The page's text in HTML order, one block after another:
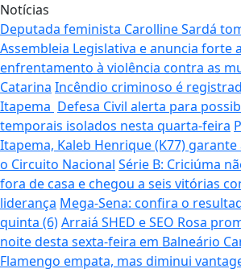
Notícias
Deputada feminista Carolline Sardá
Assembleia Legislativa e anuncia forte
enfrentamento à violência contra as
Catarina Incêndio criminoso é
Itapema Defesa Civil alerta para
temporais isolados nesta quarta-feira
Itapema, Kaleb Henrique (K77)
o Circuito Nacional Série B: Criciúma
fora de casa e chegou a seis vitórias
liderança Mega-Sena: confira o
quinta (6)Arraiá SHED e SEO Rosa
noite desta sexta-feira em Balneário
Flamengo empata, mas diminui